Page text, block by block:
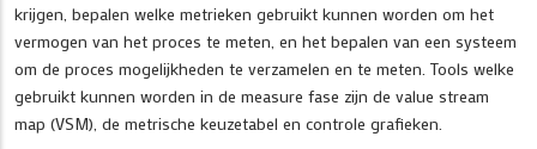
krijgen, bepalen welke metrieken gebruikt kunnen worden om het
vermogen van het proces te meten, en het bepalen van een systeem
om de proces mogelijkheden te verzamelen en te meten. Tools welke
gebruikt kunnen worden in de measure fase zijn de value stream
map (VSM), de metrische keuzetabel en controle grafieken.